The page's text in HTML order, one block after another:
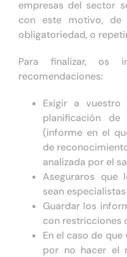
empresas del sector
con este motivo,
obligatoriedad, o
Para finalizar, os
recomendaciones:
Exigir a
planificación
(informe en el
de
analizada por el
Aseguraros que
sean
Guardar los
con restricciones
En el caso de
por no hacer el